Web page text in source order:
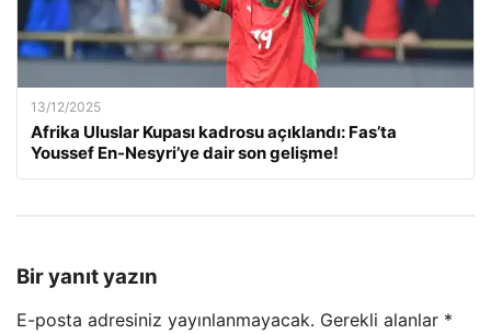
13/12/2025
Afrika Uluslar Kupası kadrosu açıklandı: Fas’ta
Youssef En-Nesyri’ye dair son gelişme!
Bir yanıt yazın
E-posta adresiniz yayınlanmayacak. Gerekli alanlar *